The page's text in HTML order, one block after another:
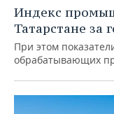
Индекс
Татарстане за
При этом
обрабатывающих